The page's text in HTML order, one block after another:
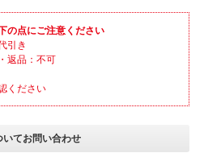
の点にご注意ください
引き
返品：不可
ください
いてお問い合わせ